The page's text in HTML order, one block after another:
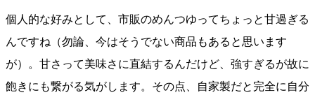
個人的な好みとして、市販のめんつゆってちょっと甘過ぎる
んですね（勿論、今はそうでない商品もあると思います
が）。甘さって美味さに直結するんだけど、強すぎるが故に
飽きにも繋がる気がします。その点、自家製だと完全に自分